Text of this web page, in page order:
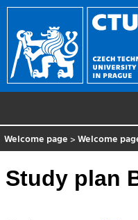
Welcome page >Welcome
Study plan